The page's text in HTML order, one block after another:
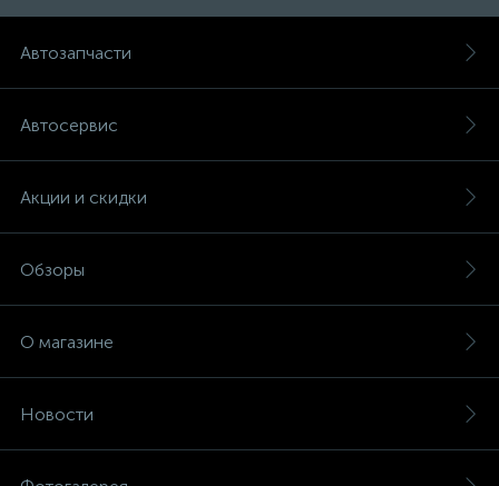
Автозапчасти
Автосервис
Акции и скидки
Обзоры
О магазине
Новости